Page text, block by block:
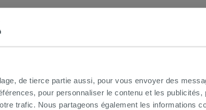
de tierce partie aussi, pour vous envoyer des
pour personnaliser le contenu et les publicités,
trafic. Nous partageons également les informations
PRODUIT ONT ÉGALEMENT